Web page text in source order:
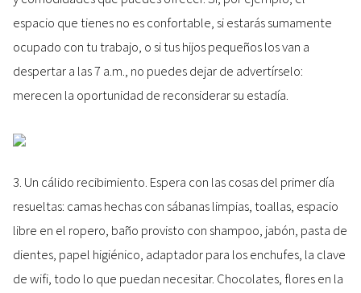
espacio que tienes no es confortable, si estarás sumamente
ocupado con tu trabajo, o si tus hijos pequeños los van a
despertar a las 7 a.m., no puedes dejar de advertírselo:
merecen la oportunidad de reconsiderar su estadía.
3. Un cálido recibimiento. Espera con las cosas del primer día
resueltas: camas hechas con sábanas limpias, toallas, espacio
libre en el ropero, baño provisto con shampoo, jabón, pasta de
dientes, papel higiénico, adaptador para los enchufes, la clave
de wifi, todo lo que puedan necesitar. Chocolates, flores en la